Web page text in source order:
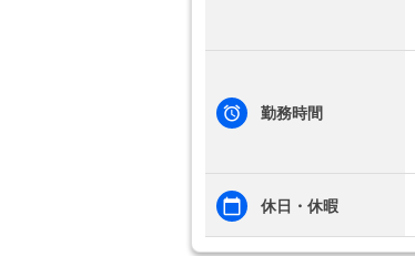
勤務時間
休日・休暇